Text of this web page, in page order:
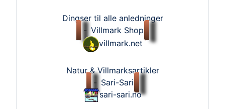
Dingser til alle anledninger
- Villmark Shop
villmark.net
Natur & Villmarksartikler
- Sari-Sari
sari-sari.no